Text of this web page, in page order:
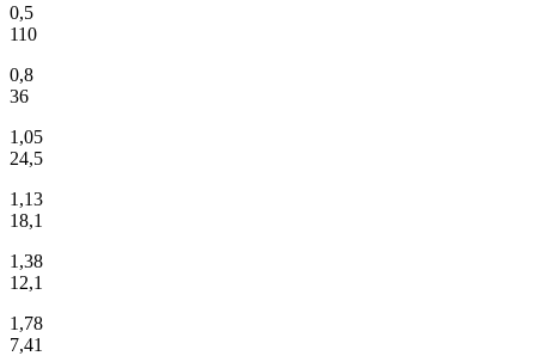
0,5
110
0,8
36
1,05
24,5
1,13
18,1
1,38
12,1
1,78
7,41